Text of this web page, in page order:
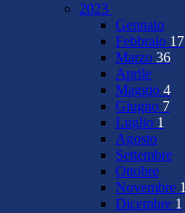
2023
Gennaio
Febbraio 17
Marzo 36
Aprile
Maggio 4
Giugno 7
Luglio 1
Agosto
Settembre
Ottobre
Novembre 1
Dicembre 1